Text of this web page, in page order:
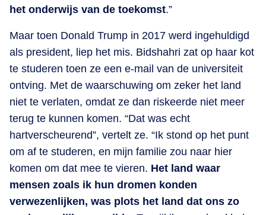
het onderwijs van de toekomst.”
Maar toen Donald Trump in 2017 werd ingehuldigd
als president, liep het mis. Bidshahri zat op haar kot
te studeren toen ze een e-mail van de universiteit
ontving. Met de waarschuwing om zeker het land
niet te verlaten, omdat ze dan riskeerde niet meer
terug te kunnen komen. “Dat was echt
hartverscheurend”, vertelt ze. “Ik stond op het punt
om af te studeren, en mijn familie zou naar hier
komen om dat mee te vieren. Het land waar
mensen zoals ik hun dromen konden
verwezenlijken, was plots het land dat ons zo